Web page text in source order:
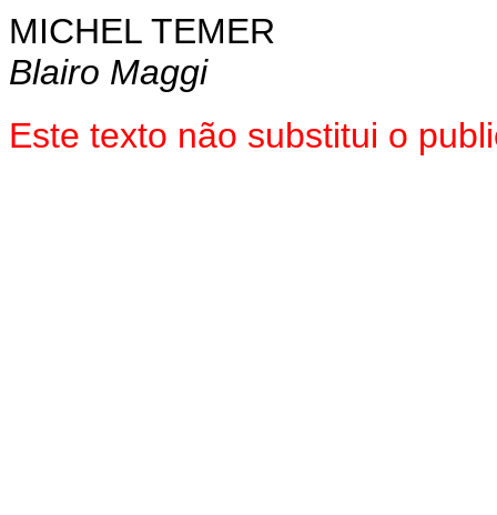
MICHEL TEMER
Blairo Maggi
Este texto não substitui o